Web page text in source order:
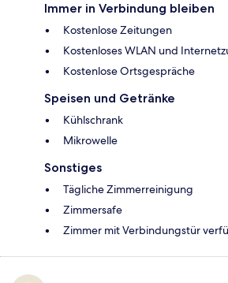
Immer in Verbindung bleiben
Kostenlose Zeitungen
Kostenloses WLAN und
Kostenlose Ortsgespräche
Speisen und Getränke
Kühlschrank
Mikrowelle
Sonstiges
Tägliche Zimmerreinigung
Zimmersafe
Zimmer mit Verbindungstür